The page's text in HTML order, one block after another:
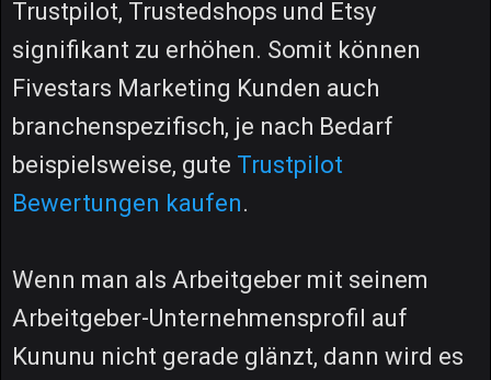
Trustpilot, Trustedshops und Etsy
signifikant zu erhöhen. Somit können
Fivestars Marketing Kunden auch
branchenspezifisch, je nach Bedarf
beispielsweise, gute Trustpilot
Bewertungen kaufen.
Wenn man als Arbeitgeber mit seinem
Arbeitgeber-Unternehmensprofil auf
Kununu nicht gerade glänzt, dann wird es